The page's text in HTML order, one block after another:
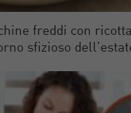
freddi con
sfizioso